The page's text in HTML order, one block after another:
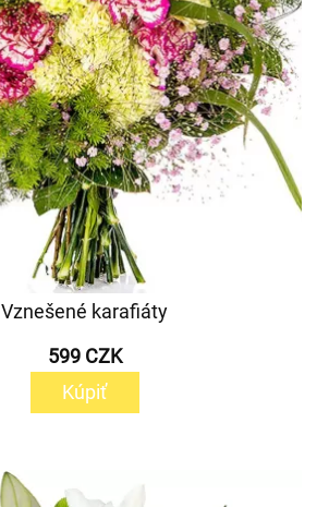
Vznešené karafiáty
599 CZK
Kúpiť